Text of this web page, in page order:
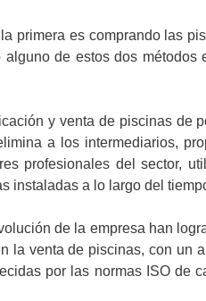
primera es comprando las
de estos dos
y venta de piscinas de
a los intermediarios,
profesionales del sector,
instaladas a lo largo del
de la empresa han
la venta de piscinas, con un
por las normas ISO de